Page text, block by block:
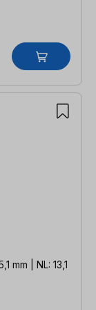
mm | NL: 13,1